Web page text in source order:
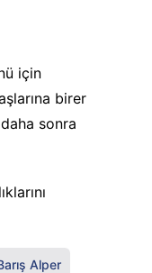
için
birer
sonra
Alper